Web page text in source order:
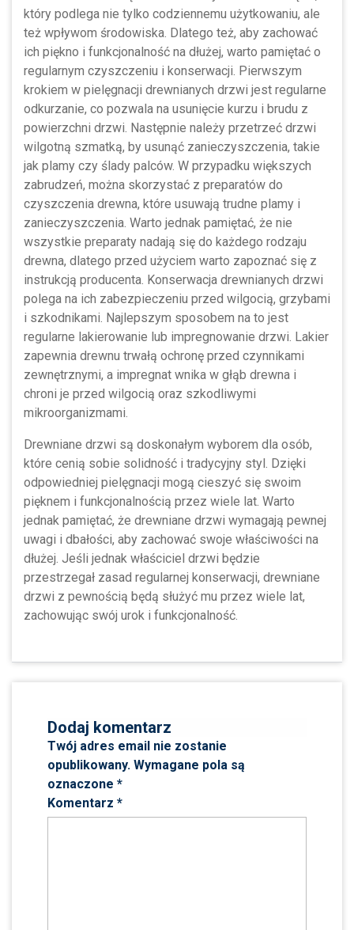
który podlega nie tylko codziennemu użytkowaniu, ale
też wpływom środowiska. Dlatego też, aby zachować
ich piękno i funkcjonalność na dłużej, warto pamiętać o
regularnym czyszczeniu i konserwacji. Pierwszym
krokiem w pielęgnacji drewnianych drzwi jest regularne
odkurzanie, co pozwala na usunięcie kurzu i brudu z
powierzchni drzwi. Następnie należy przetrzeć drzwi
wilgotną szmatką, by usunąć zanieczyszczenia, takie
jak plamy czy ślady palców. W przypadku większych
zabrudzeń, można skorzystać z preparatów do
czyszczenia drewna, które usuwają trudne plamy i
zanieczyszczenia. Warto jednak pamiętać, że nie
wszystkie preparaty nadają się do każdego rodzaju
drewna, dlatego przed użyciem warto zapoznać się z
instrukcją producenta. Konserwacja drewnianych drzwi
polega na ich zabezpieczeniu przed wilgocią, grzybami
i szkodnikami. Najlepszym sposobem na to jest
regularne lakierowanie lub impregnowanie drzwi. Lakier
zapewnia drewnu trwałą ochronę przed czynnikami
zewnętrznymi, a impregnat wnika w głąb drewna i
chroni je przed wilgocią oraz szkodliwymi
mikroorganizmami.
Drewniane drzwi są doskonałym wyborem dla osób,
które cenią sobie solidność i tradycyjny styl. Dzięki
odpowiedniej pielęgnacji mogą cieszyć się swoim
pięknem i funkcjonalnością przez wiele lat. Warto
jednak pamiętać, że drewniane drzwi wymagają pewnej
uwagi i dbałości, aby zachować swoje właściwości na
dłużej. Jeśli jednak właściciel drzwi będzie
przestrzegał zasad regularnej konserwacji, drewniane
drzwi z pewnością będą służyć mu przez wiele lat,
zachowując swój urok i funkcjonalność.
Dodaj komentarz
Twój adres email nie zostanie
opublikowany. Wymagane pola są
oznaczone *
Komentarz *